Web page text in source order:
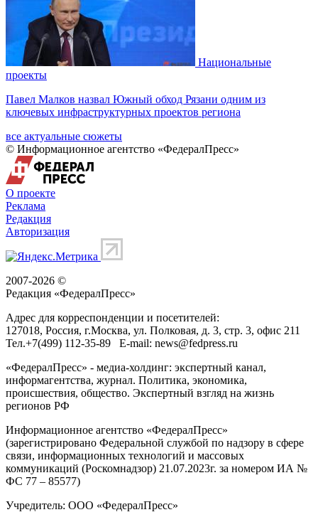
Национальные
проекты
Павел Малков назвал Южный обход Рязани одним из
ключевых инфраструктурных проектов региона
все актуальные сюжеты
© Информационное агентство «ФедералПресс»
О проекте
Реклама
Редакция
Авторизация
2007-2026 ©
Редакция «ФедералПресс»
Адрес для корреспонденции и посетителей:
127018, Россия, г.Москва, ул. Полковая, д. 3, стр. 3, офис 211
Тел.+7(499) 112-35-89 E-mail: news@fedpress.ru
«ФедералПресс» - медиа-холдинг: экспертный канал,
информагентства, журнал. Политика, экономика,
происшествия, общество. Экспертный взгляд на жизнь
регионов РФ
Информационное агентство «ФедералПресс»
(зарегистрировано Федеральной службой по надзору в сфере
связи, информационных технологий и массовых
коммуникаций (Роскомнадзор) 21.07.2023г. за номером ИА №
ФС 77 – 85577)
Учредитель: ООО «ФедералПресс»